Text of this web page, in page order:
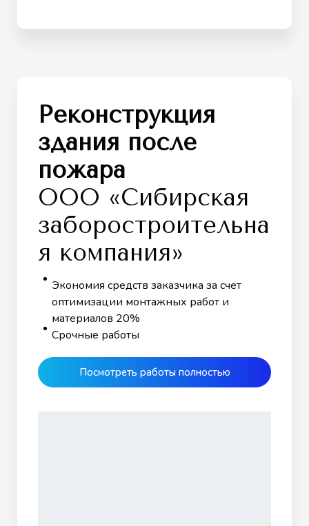
Реконструкция
здания после
пожара
ООО «Сибирская
заборостроительна
я компания»
Экономия средств заказчика за счет
оптимизации монтажных работ и
материалов 20%
Срочные работы
Посмотреть работы полностью